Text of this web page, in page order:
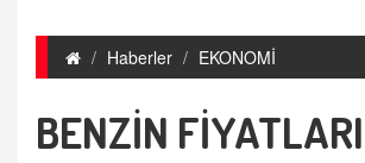
Haberler EKONOMİ
BENZİN